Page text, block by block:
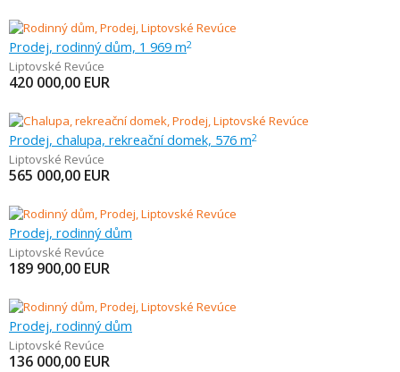
Prodej, rodinný dům, 1 969 m2
Liptovské Revúce
420 000,00 EUR
Prodej, chalupa, rekreační domek, 576 m2
Liptovské Revúce
565 000,00 EUR
Prodej, rodinný dům
Liptovské Revúce
189 900,00 EUR
Prodej, rodinný dům
Liptovské Revúce
136 000,00 EUR